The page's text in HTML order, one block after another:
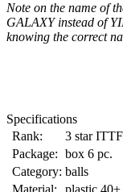
Note on the name of
GALAXY instead of
knowing the correct
Specifications
Rank:
3 star
Package: box 6 pc.
Category: balls